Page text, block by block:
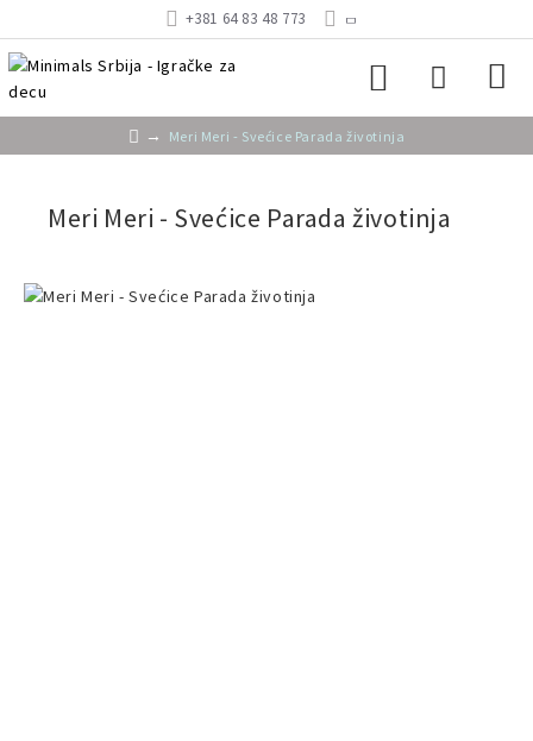
+381 64 83 48 773
Meri Meri - Svećice Parada životinja
Meri Meri - Svećice Parada životinja